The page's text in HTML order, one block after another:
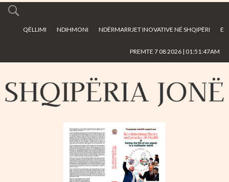
main
QËLLIMI NDIHMONI NDËRMARRJET INOVATIVE NË SHQIPËRI E
PREMTE 7 08 2026 | 01:51:47AM